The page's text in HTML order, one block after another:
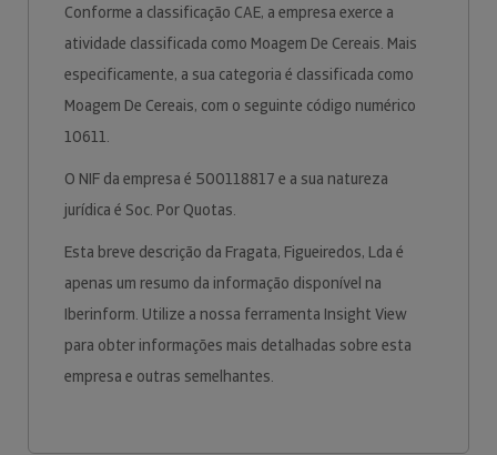
Conforme a classificação CAE, a empresa exerce a
atividade classificada como Moagem De Cereais. Mais
especificamente, a sua categoria é classificada como
Moagem De Cereais, com o seguinte código numérico
10611.
O NIF da empresa é 500118817 e a sua natureza
jurídica é Soc. Por Quotas.
Esta breve descrição da Fragata, Figueiredos, Lda é
apenas um resumo da informação disponível na
Iberinform. Utilize a nossa ferramenta Insight View
para obter informações mais detalhadas sobre esta
empresa e outras semelhantes.